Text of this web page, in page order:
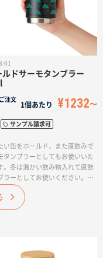
01
ルドサーモタンブラー
ご注文
1個あたり ¥1232
サンプル請求可
い缶をホールド、また直飲みで
タンブラーとしてもお使いいた
。冬は温かい飲み物入れて直飲
ラーとしてお使いください。オ
形状のシリコンキャップで市販
缶をぴったり固定できます。
ーとして使用する際は底面にシ
す。ステンレス真空2層なので結